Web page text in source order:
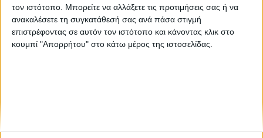
τον ιστότοπο. Μπορείτε να αλλάξετε τις προτιμήσεις σας ή να
ανακαλέσετε τη συγκατάθεσή σας ανά πάσα στιγμή
επιστρέφοντας σε αυτόν τον ιστότοπο και κάνοντας κλικ στο
κουμπί "Απορρήτου" στο κάτω μέρος της ιστοσελίδας.